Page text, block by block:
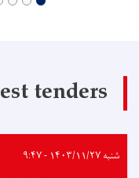
tenders
شنبه ۱۴۰۳/۱۱/۲۷ - ۹:۴۷